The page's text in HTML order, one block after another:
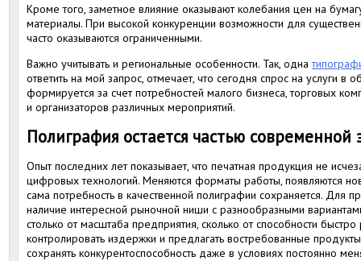
Кроме того, заметное влияние оказывают колебания цен на
материалы. При высокой конкуренции возможности для
часто оказываются ограниченными.
Важно учитывать и региональные особенности. Так, одна
ответить на мой запрос, отмечает, что сегодня спрос на услуги в
формируется за счет потребностей малого бизнеса, торговых
и организаторов различных мероприятий.
Полиграфия остается частью современной
Опыт последних лет показывает, что печатная продукция не
цифровых технологий. Меняются форматы работы, появляются
сама потребность в качественной полиграфии сохраняется. Для
наличие интересной рыночной ниши с разнообразными
столько от масштаба предприятия, сколько от способности
контролировать издержки и предлагать востребованные
сохранять конкурентоспособность даже в условиях постоянно